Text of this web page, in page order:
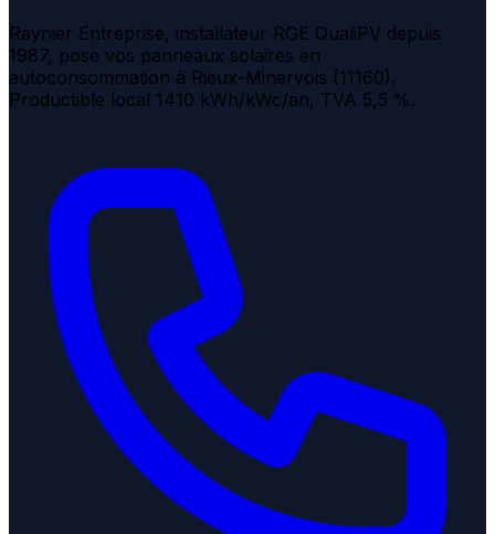
Raynier Entreprise, installateur RGE QualiPV depuis
1987, pose vos panneaux solaires en
autoconsommation à Rieux-Minervois (11160).
Productible local 1410 kWh/kWc/an, TVA 5,5 %.